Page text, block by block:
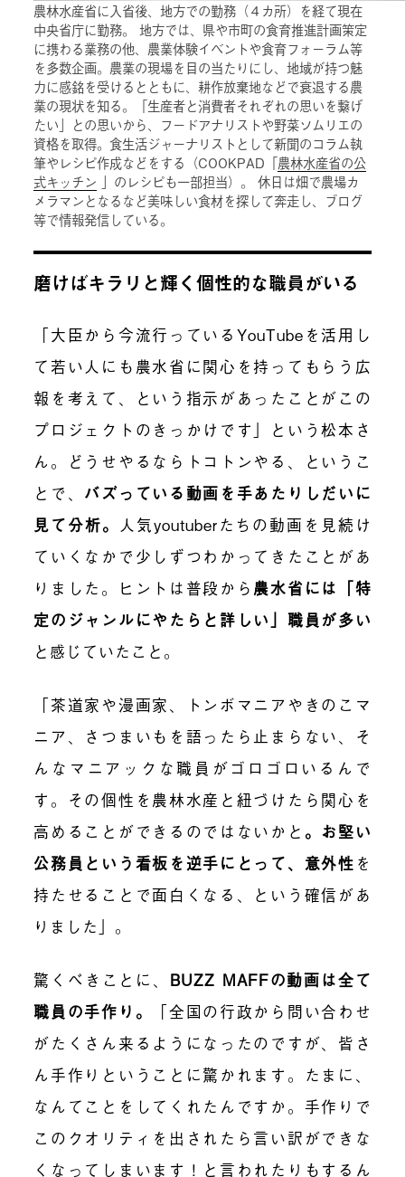
農林水産省に入省後、地方での勤務（４カ所）を経て現在
中央省庁に勤務。 地方では、県や市町の食育推進計画策定
に携わる業務の他、農業体験イベントや食育フォーラム等
を多数企画。農業の現場を目の当たりにし、地域が持つ魅
力に感銘を受けるとともに、耕作放棄地などで衰退する農
業の現状を知る。「生産者と消費者それぞれの思いを繋げ
たい」との思いから、フードアナリストや野菜ソムリエの
資格を取得。食生活ジャーナリストとして新聞のコラム執
筆やレシピ作成などをする（COOKPAD「農林水産省の公
式キッチン 」のレシピも一部担当）。 休日は畑で農場カ
メラマンとなるなど美味しい食材を探して奔走し、ブログ
等で情報発信している。
磨けばキラリと輝く個性的な職員がいる
「大臣から今流行っているYouTubeを活用し
て若い人にも農水省に関心を持ってもらう広
報を考えて、という指示があったことがこの
プロジェクトのきっかけです」という松本さ
ん。どうせやるならトコトンやる、というこ
とで、 バズっている動画を手あたりしだいに
見て分析。 人気youtuberたちの動画を見続け
ていくなかで少しずつわかってきたことがあ
りました。ヒントは普段から 農水省には「特
定のジャンルにやたらと詳しい」職員が多い
と感じていたこと。
「茶道家や漫画家、トンボマニアやきのこマ
ニア、さつまいもを語ったら止まらない、そ
んなマニアックな職員がゴロゴロいるんで
す。その個性を農林水産と紐づけたら関心を
高めることができるのではないかと 。お堅い
公務員という看板を逆手にとって、意外性 を
持たせることで面白くなる、という確信があ
りました」。
驚くべきことに、 BUZZ MAFFの動画は全て
職員の手作り。
「全国の行政から問い合わせ
がたくさん来るようになったのですが、皆さ
ん手作りということに驚かれます。たまに、
なんてことをしてくれたんですか。手作りで
このクオリティを出されたら言い訳ができな
くなってしまいます！と言われたりもするん